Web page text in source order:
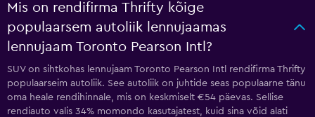
Mis on rendifirma Thrifty kõige
populaarsem autoliik lennujaamas
lennujaam Toronto Pearson Intl?
SUV on sihtkohas lennujaam Toronto Pearson Intl rendifirma Thrifty
populaarseim autoliik. See autoliik on juhtide seas populaarne tänu
oma heale rendihinnale, mis on keskmiselt €54 päevas. Sellise
rendiauto valis 34% momondo kasutajatest, kuid sina võid alati